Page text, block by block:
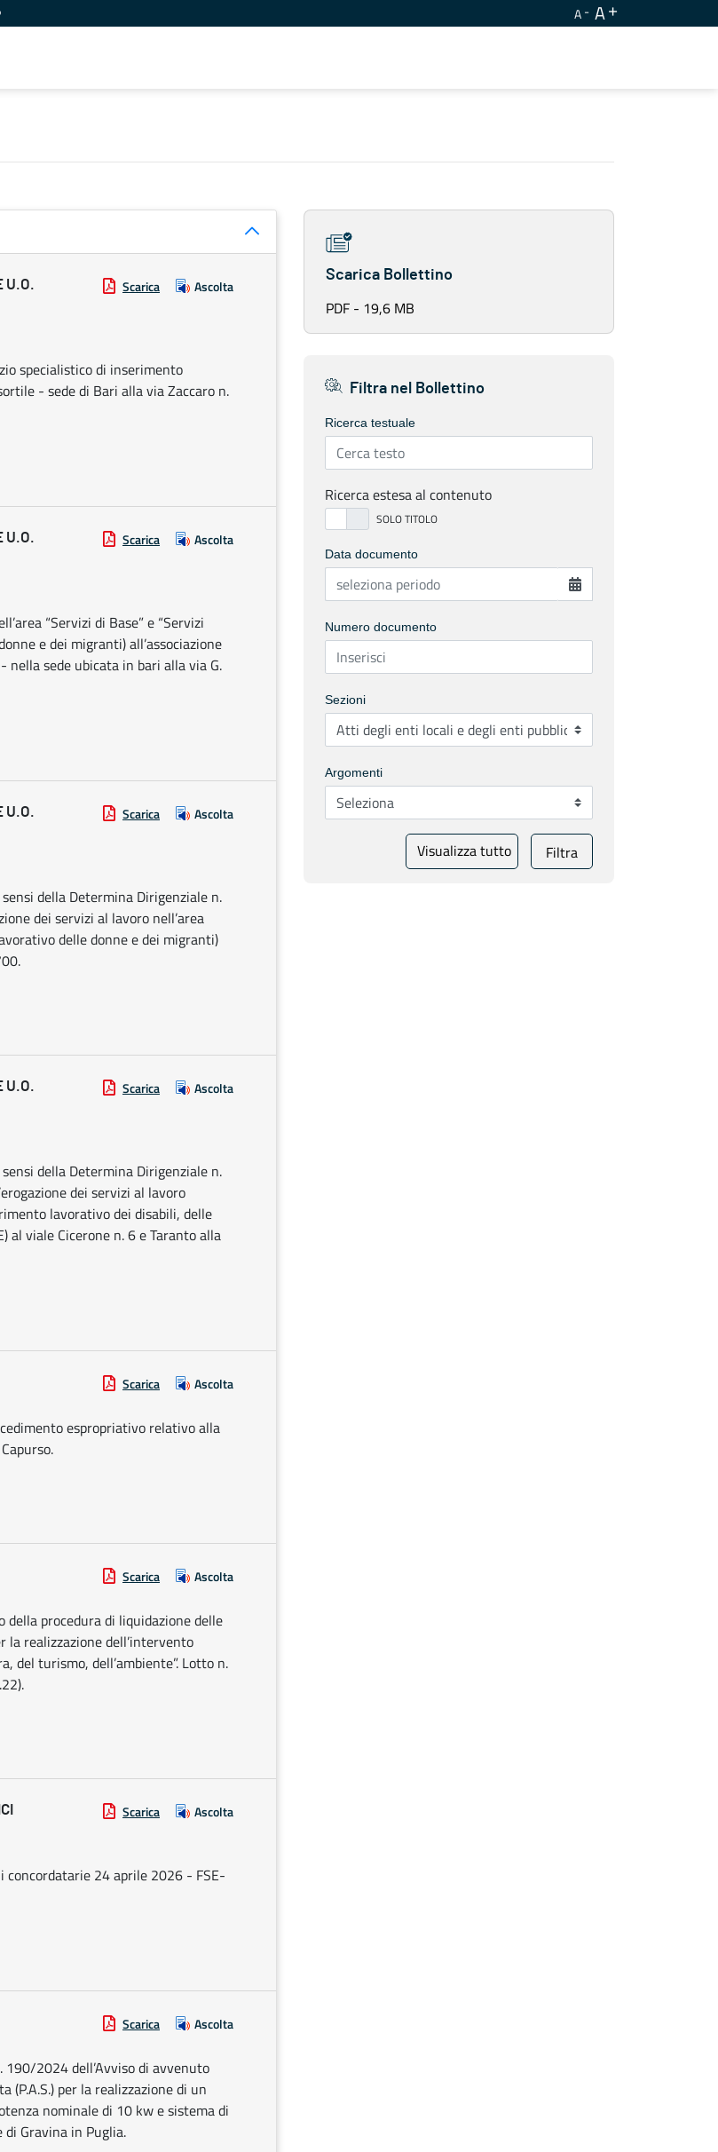
A A
U.O.
Scarica Ascolta
specialistico di inserimento
- sede di Bari alla via Zaccaro n.
U.O.
Scarica Ascolta
“Servizi di Base” e “Servizi
e dei migranti) all’associazione
sede ubicata in bari alla via G.
U.O.
Scarica Ascolta
della Determina Dirigenziale n.
dei servizi al lavoro nell’area
delle donne e dei migranti)
U.O.
Scarica Ascolta
della Determina Dirigenziale n.
dei servizi al lavoro
lavorativo dei disabili, delle
al viale Cicerone n. 6 e Taranto alla
Scarica Ascolta
espropriativo relativo alla
Scarica Ascolta
procedura di liquidazione delle
la realizzazione dell’intervento
del turismo, dell’ambiente”. Lotto n.
Scarica Ascolta
24 aprile 2026 - FSE-
Scarica Ascolta
190/2024 dell’Avviso di avvenuto
per la realizzazione di un
nominale di 10 kw e sistema di
Gravina in Puglia.
Scarica Bollettino
PDF - 19,6 MB
Filtra nel Bollettino
Ricerca testuale
Ricerca estesa al contenuto
Data documento
Numero documento
Sezioni
Argomenti
Visualizza tutto Filtra